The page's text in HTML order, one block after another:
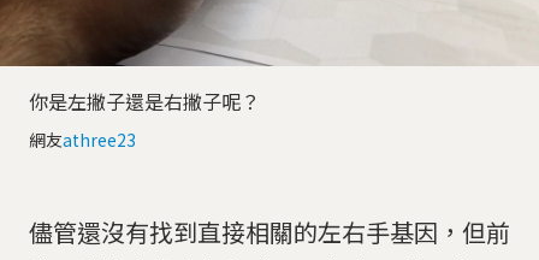
你是左撇子還是右撇子呢？
網友athree23
儘管還沒有找到直接相關的左右手基因，但前